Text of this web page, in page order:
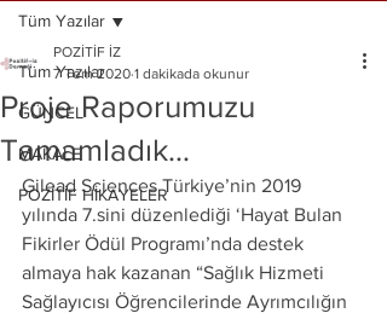
Tüm Yazılar
GÜNCEL
MAKALE
POZİTİF HİKAYELER
Tüm Yazılar
Proje Raporumuzu
Tamamladık…
POZİTİF İZ
7 Tem 2020 1 dakikada okunur
Gilead Sciences Türkiye’nin 2019
yılında 7.sini düzenlediği ‘Hayat Bulan
Fikirler Ödül Programı’nda destek
almaya hak kazanan “Sağlık Hizmeti
Sağlayıcısı Öğrencilerinde Ayrımcılığın